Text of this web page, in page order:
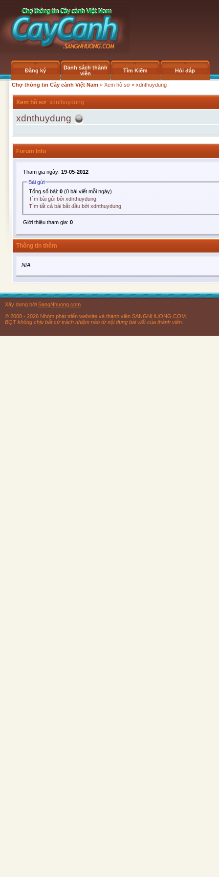
Đăng ký
Danh sách thành
viên
Tìm Kiếm Hỏi đáp
Chợ thông tin Cây cảnh Việt Nam » Xem hồ sơ » xdnthuydung
Xem hồ sơ: xdnthuydung
xdnthuydung
Forum Info
Tham gia ngày: 19-05-2012
Bài gửi
Tổng số bài:0 (0 bài viết mỗi ngày)
Tìm bài gửi bởi xdnthuydung
Tìm tất cả bài bắt đầu bởi xdnthuydung
Giới thiệu tham gia: 0
Thông tin thêm
N/A
Xây dựng bởi SangNhuong.com
© 2008 - 2026 Nhóm phát triển website và thành viên SANGNHUONG.COM.
BQT không chịu bất cứ trách nhiệm nào từ nội dung bài viết của thành viên.